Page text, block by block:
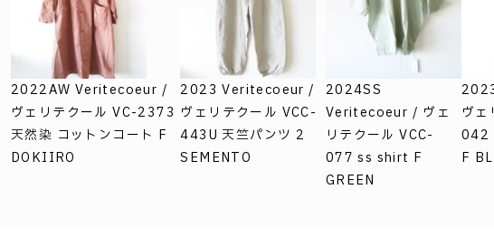
2022AW Veritecoeur /
ヴェリテクール VC-2373
天然染 コットンコート F
DOKIIRO
2023 Veritecoeur /
ヴェリテクール VCC-
443U 天竺パンツ 2
SEMENTO
2024SS
Veritecoeur / ヴェ
リテクール VCC-
077 ss shirt F
GREEN
ヴ
042
F